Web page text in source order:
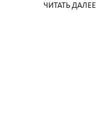
ЧИТАТЬ ДАЛЕЕ